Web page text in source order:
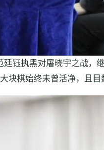
钰执黑对屠晓宇之战，
块棋始终未曾活净，且目